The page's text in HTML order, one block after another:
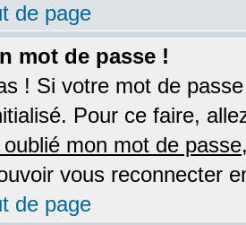
de page
mot de passe !
! Si votre mot de
Pour ce faire,
mon mot de passe
vous reconnecter
de page